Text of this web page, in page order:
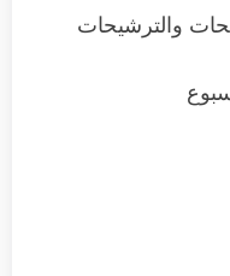
والترشيحات